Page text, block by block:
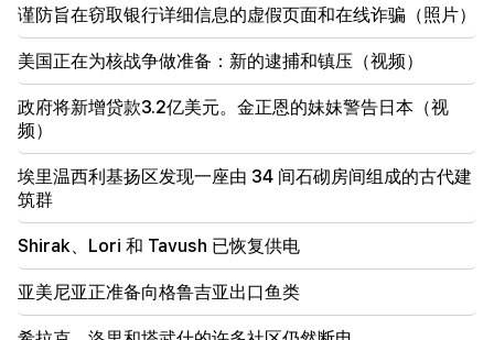
继任者（视频）
19:37 重要的
巴库监狱中的所有亚美尼亚人都享有自由。亚伯拉罕米
扬
19:28 重要的
在你的领导下，拉阿政府将继续为地区和平发挥建设性
作用。古特雷斯飞往帕希尼扬
18:35
俄罗斯准备继续对亚美尼亚铁路进行特许经营。奥弗丘
克
谨防旨在窃取银行详细信息的虚假页面和在线诈骗（照片）
美国正在为核战争做准备：新的逮捕和镇压（视频）
政府将新增贷款3.2亿美元。金正恩的妹妹警告日本（视
频）
埃里温西利基扬区发现一座由 34 间石砌房间组成的古代建
筑群
Shirak、Lori 和 Tavush 已恢复供电
亚美尼亚正准备向格鲁吉亚出口鱼类